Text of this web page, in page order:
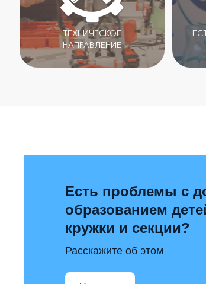
ТЕХНИЧЕСКОЕ
НАПРАВЛЕНИЕ
Есть проблемы с
образованием
кружки и секции?
Расскажите об этом